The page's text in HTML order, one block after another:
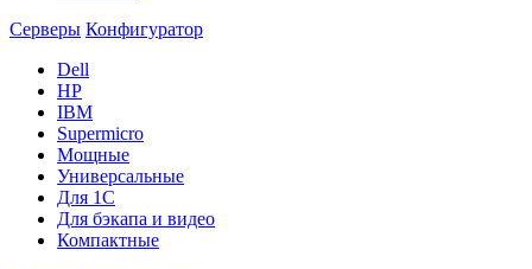
Серверы Конфигуратор
Dell
HP
IBM
Supermicro
Мощные
Универсальные
Для 1С
Для бэкапа и видео
Компактные